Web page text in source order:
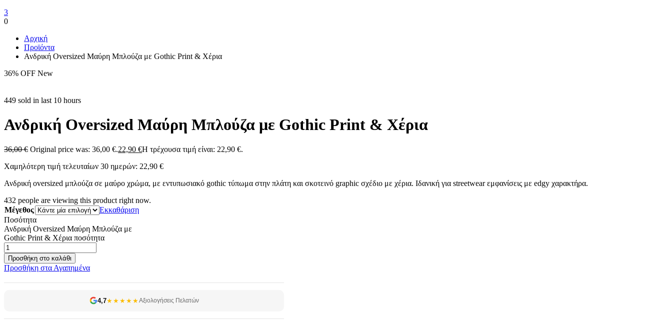
3
0
Αρχική
Προϊόντα
Ανδρική Oversized Μαύρη Μπλούζα με Gothic Print & Χέρια
36% OFF New
449 sold in last 10 hours
Ανδρική Oversized Μαύρη Μπλούζα με Gothic Print & Χέρια
36,00€ Original price was: 36,00 €.22,90 €Η τρέχουσα τιμή είναι: 22,90 €.
Χαμηλότερη τιμή τελευταίων 30 ημερών: 22,90 €
Ανδρική oversized μπλούζα σε μαύρο χρώμα, με εντυπωσιακό gothic τύπωμα στην πλάτη και σκοτεινό graphic σχέδιο με χέρια. Ιδανική για streetwear εμφανίσεις με edgy χαρακτήρα.
432 people are viewing this product right now.
Μέγεθος
Εκκαθάριση
Ποσότητα
Ανδρική Oversized Μαύρη Μπλούζα με
Gothic Print & Χέρια ποσότητα
Προσθήκη στο καλάθι
Προσθήκη στα Αγαπημένα
4,7★★★★★Αξιολογήσεις Πελατών